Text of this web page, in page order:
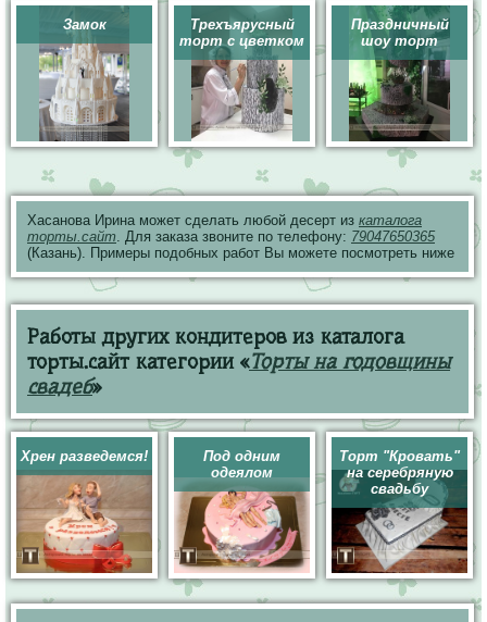
Замок
Трехъярусный
торт с цветком
Праздничный
шоу торт
Хасанова Ирина может сделать любой десерт из каталога
торты.сайт. Для заказа звоните по телефону: 79047650365
(Казань). Примеры подобных работ Вы можете посмотреть ниже
Работы других кондитеров из каталога
торты.сайт категории «Торты на годовщины
свадеб»
Хрен разведемся!
Под одним
одеялом
Торт "Кровать"
на серебряную
свадьбу